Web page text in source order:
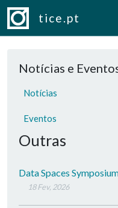
Passar para o conteúdo
tice.pt
Notícias e
Notícias
Eventos
Outras
Data Spaces
18 Fev, 2026